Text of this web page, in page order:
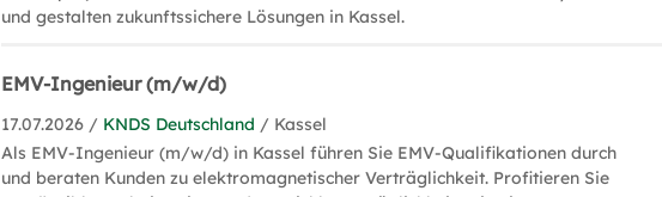
und gestalten zukunftssichere Lösungen in Kassel.
EMV-Ingenieur (m/w/d)
17.07.2026 / KNDS Deutschland / Kassel
Als EMV-Ingenieur (m/w/d) in Kassel führen Sie EMV-Qualifikationen durch
und beraten Kunden zu elektromagnetischer Verträglichkeit. Profitieren Sie